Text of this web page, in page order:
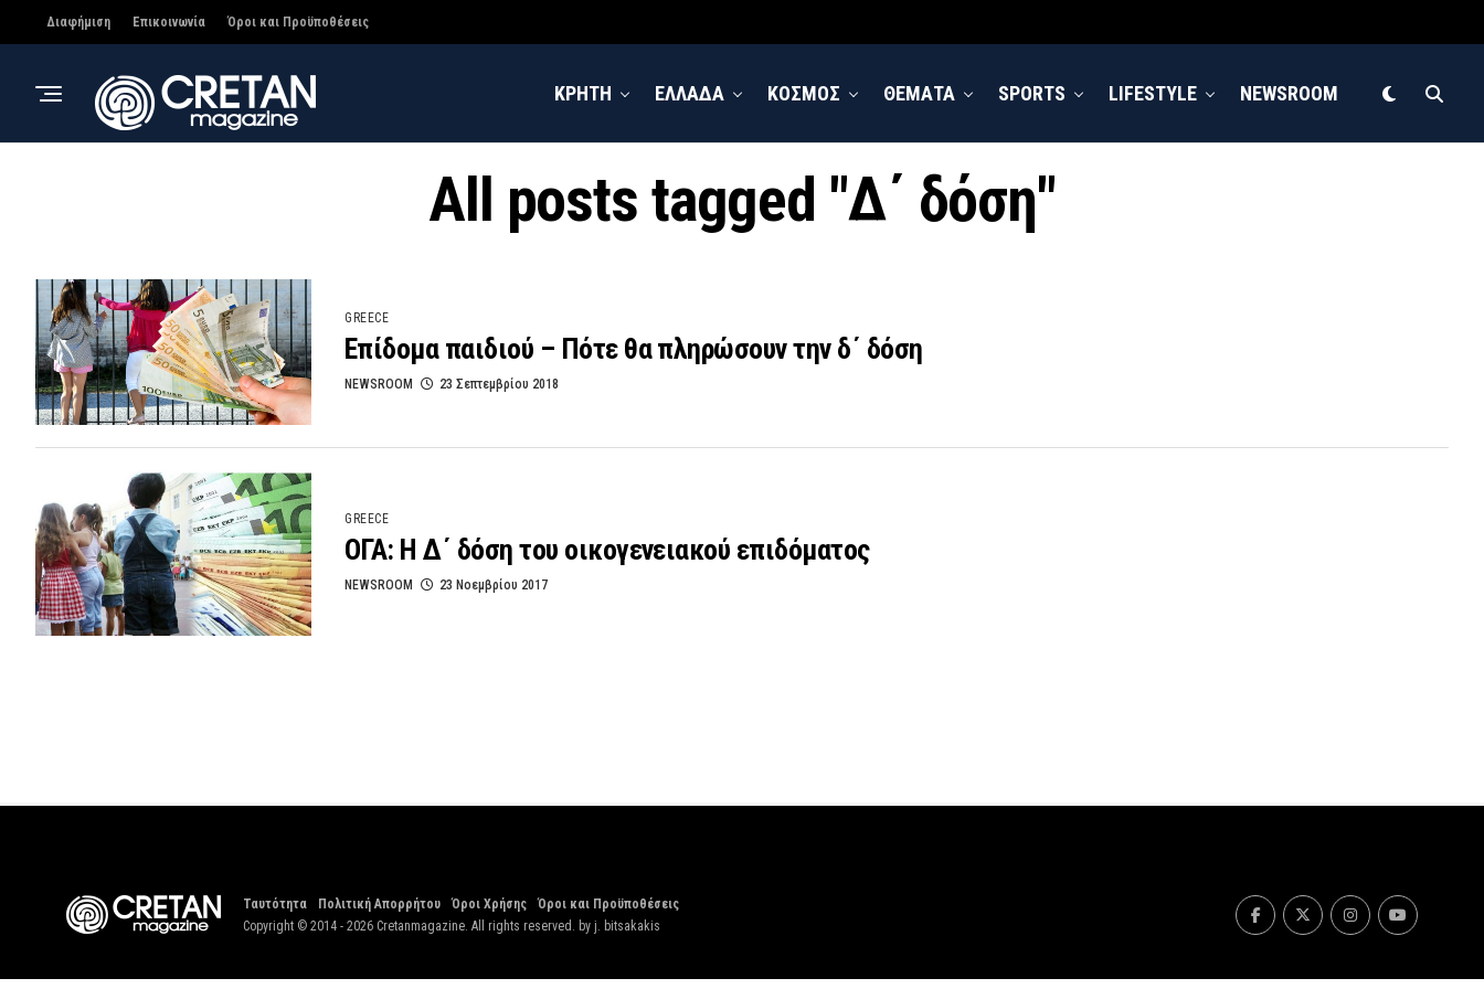
Διαφήμιση Επικοινωνία Όροι και Προϋποθέσεις
ΚΡΗΤΗ ΕΛΛΑΔΑ ΚΟΣΜΟΣ ΘΕΜΑΤΑ SPORTS LIFESTYLE NEWSROOM
All posts tagged "Δ΄ δόση"
GREECE
Επίδομα παιδιού – Πότε θα πληρώσουν την δ΄ δόση
NEWSROOM 23 Σεπτεμβρίου 2018
GREECE
ΟΓΑ: Η Δ΄ δόση του οικογενειακού επιδόματος
NEWSROOM 23 Νοεμβρίου 2017
Ταυτότητα Πολιτική Απορρήτου Όροι Χρήσης
Όροι και Προϋποθέσεις
Copyright © 2014 - 2026 Cretanmagazine. All rights reserved. by j. bitsakakis